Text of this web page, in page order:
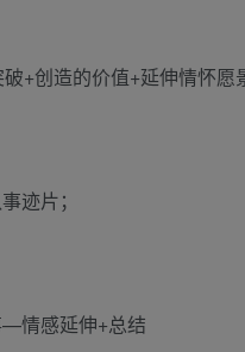
+创造的价值+延伸情怀愿
迹片；
情感延伸+总结